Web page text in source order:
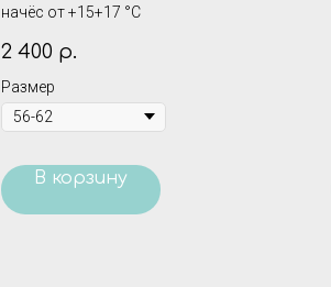
начёс от +15+17 °С
2 400 р.
Размер
В корзину